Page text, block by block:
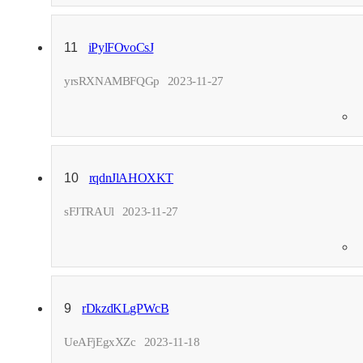
11 iPylFOvoCsJ
yrsRXNAMBFQGp 2023-11-27
10 rqdnJlAHOXKT
sFJTRAUl 2023-11-27
9 rDkzdKLgPWcB
UeAFjEgxXZc 2023-11-18